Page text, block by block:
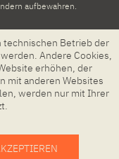
aufbewahren.
technischen Betrieb der
Andere Cookies,
erhöhen, der
mit anderen Websites
werden nur mit Ihrer